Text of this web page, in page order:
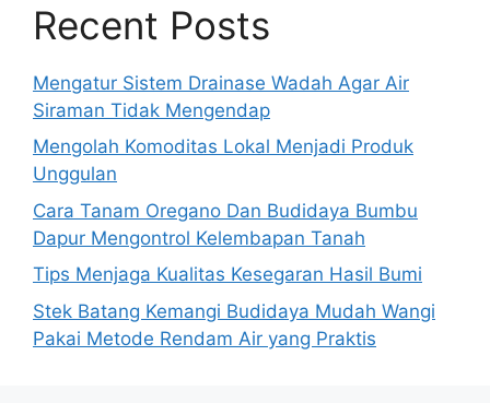
Recent Posts
Mengatur Sistem Drainase Wadah Agar Air
Siraman Tidak Mengendap
Mengolah Komoditas Lokal Menjadi Produk
Unggulan
Cara Tanam Oregano Dan Budidaya Bumbu
Dapur Mengontrol Kelembapan Tanah
Tips Menjaga Kualitas Kesegaran Hasil Bumi
Stek Batang Kemangi Budidaya Mudah Wangi
Pakai Metode Rendam Air yang Praktis